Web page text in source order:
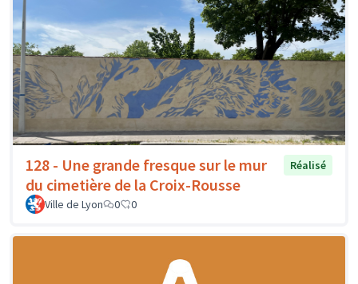
128 - Une grande fresque sur le mur
du cimetière de la Croix-Rousse
Réalisé
Ville de Lyon 0 0